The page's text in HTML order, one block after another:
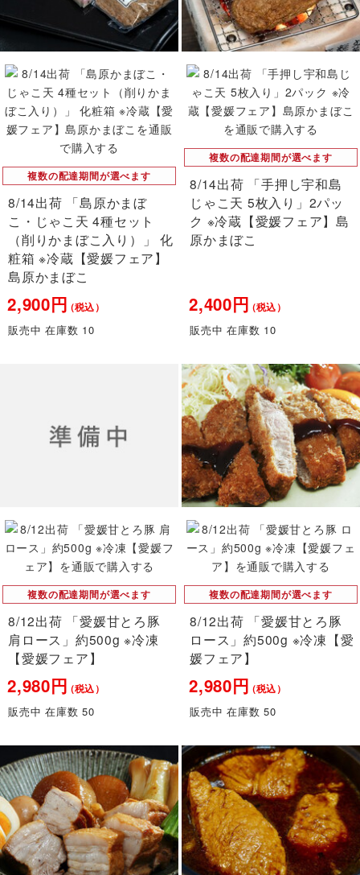
複数の配達期間が選べます
8/14出荷 「島原かまぼ
こ・じゃこ天 4種セット
（削りかまぼこ入り）」 化
粧箱 ※冷蔵【愛媛フェア】
島原かまぼこ
2,900円（税込）
販売中 在庫数 10
複数の配達期間が選べます
8/14出荷 「手押し宇和島
じゃこ天 5枚入り」2パッ
ク ※冷蔵【愛媛フェア】島
原かまぼこ
2,400円（税込）
販売中 在庫数 10
複数の配達期間が選べます
8/12出荷 「愛媛甘とろ豚
肩ロース」約500g ※冷凍
【愛媛フェア】
2,980円 （税込）
販売中 在庫数 50
複数の配達期間が選べます
8/12出荷 「愛媛甘とろ豚
ロース」約500g ※冷凍【愛
媛フェア】
2,980円 （税込）
販売中 在庫数 50